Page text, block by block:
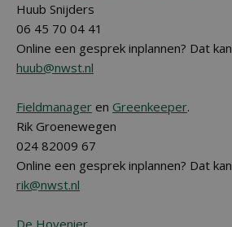
Huub Snijders
06 45 70 04 41
Online een gesprek inplannen? Dat kan
huub@nwst.nl
Fieldmanager en Greenkeeper.
Rik Groenewegen
024 82009 67
Online een gesprek inplannen? Dat kan
rik@nwst.nl
De Hovenier